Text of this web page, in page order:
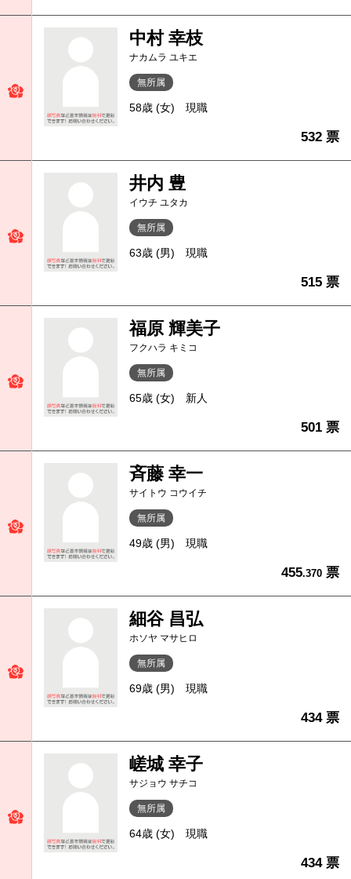
中村 幸枝
ナカムラ ユキエ
無所属
58歳 (女) 現職
532 票
井内 豊
イウチ ユタカ
無所属
63歳 (男) 現職
515 票
福原 輝美子
フクハラ キミコ
無所属
65歳 (女) 新人
501 票
斉藤 幸一
サイトウ コウイチ
無所属
49歳 (男) 現職
455.370 票
細谷 昌弘
ホソヤ マサヒロ
無所属
69歳 (男) 現職
434 票
嵯城 幸子
サジョウ サチコ
無所属
64歳 (女) 現職
434 票